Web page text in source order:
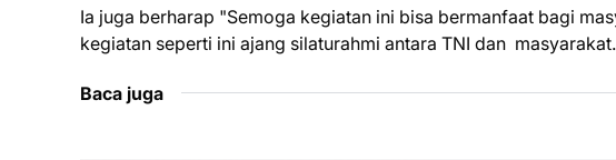
Ia juga berharap "Semoga kegiatan ini bisa bermanfaat bagi
kegiatan seperti ini ajang silaturahmi antara TNI dan
Baca juga